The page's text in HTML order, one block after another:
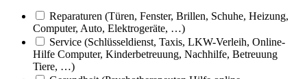
Reparaturen (Türen, Fenster, Brillen, Schuhe, Heizung,
Computer, Auto, Elektrogeräte, …)
Service (Schlüsseldienst, Taxis, LKW-Verleih, Online-
Hilfe Computer, Kinderbetreuung, Nachhilfe, Betreuung
Tiere, …)